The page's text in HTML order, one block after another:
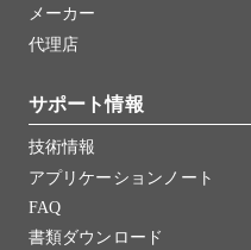
メーカー
代理店
サポート情報
技術情報
アプリケーションノート
FAQ
書類ダウンロード